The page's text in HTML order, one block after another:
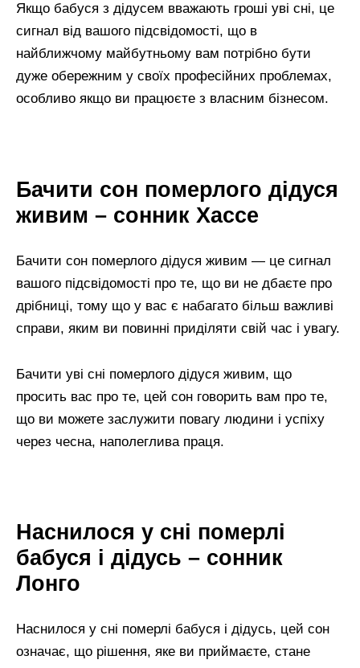
Якщо бабуся з дідусем вважають гроші уві сні, це
сигнал від вашого підсвідомості, що в
найближчому майбутньому вам потрібно бути
дуже обережним у своїх професійних проблемах,
особливо якщо ви працюєте з власним бізнесом.
Бачити сон померлого дідуся
живим – сонник Хассе
Бачити сон померлого дідуся живим — це сигнал
вашого підсвідомості про те, що ви не дбаєте про
дрібниці, тому що у вас є набагато більш важливі
справи, яким ви повинні приділяти свій час і увагу.
Бачити уві сні померлого дідуся живим, що
просить вас про те, цей сон говорить вам про те,
що ви можете заслужити повагу людини і успіху
через чесна, наполеглива праця.
Наснилося у сні померлі
бабуся і дідусь – сонник
Лонго
Наснилося у сні померлі бабуся і дідусь, цей сон
означає, що рішення, яке ви приймаєте, стане